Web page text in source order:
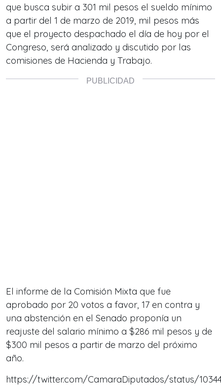
que busca subir a 301 mil pesos el sueldo mínimo
a partir del 1 de marzo de 2019, mil pesos más
que el proyecto despachado el día de hoy por el
Congreso, será analizado y discutido por las
comisiones de Hacienda y Trabajo.
El informe de la Comisión Mixta que fue
aprobado por 20 votos a favor, 17 en contra y
una abstención en el Senado proponía un
reajuste del salario mínimo a $286 mil pesos y de
$300 mil pesos a partir de marzo del próximo
año.
https://twitter.com/CamaraDiputados/status/